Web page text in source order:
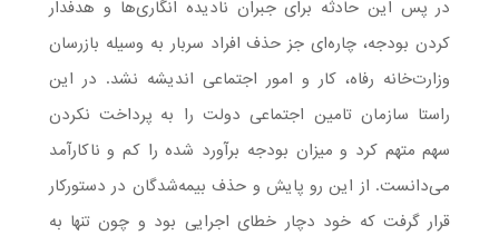
در پس این حادثه برای جبران نادیده انگاری‌ها و هدفدار
کردن بودجه، چاره‌ای جز حذف افراد سربار به وسیله بازرسان
وزارت‌خانه رفاه، کار و امور اجتماعی اندیشه نشد. در این
راستا سازمان تامین اجتماعی دولت را به پرداخت نکردن
سهم متهم کرد و میزان بودجه برآورد شده را کم و ناکارآمد
می‌دانست. از این رو پایش و حذف بیمه‌شدگان در دستورکار
قرار گرفت که خود دچار خطای اجرایی بود و چون تنها به